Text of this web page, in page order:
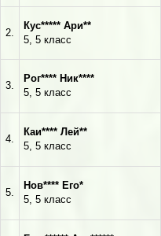
2.
Кус***** Ари**
5, 5 класс
3.
Рог**** Ник****
5, 5 класс
4.
Каи**** Лей**
5, 5 класс
5.
Нов**** Его*
5, 5 класс